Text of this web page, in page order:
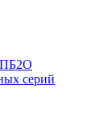
ПБ2О
серий